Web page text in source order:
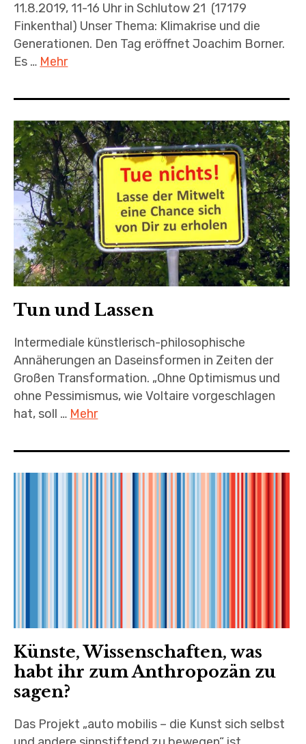
11.8.2019, 11-16 Uhr in Schlutow 21 (17179
Finkenthal) Unser Thema: Klimakrise und die
Generationen. Den Tag eröffnet Joachim Borner.
Es … Mehr
Tun und Lassen
Intermediale künstlerisch-philosophische
Annäherungen an Daseinsformen in Zeiten der
Großen Transformation. „Ohne Optimismus und
ohne Pessimismus, wie Voltaire vorgeschlagen
hat, soll … Mehr
Künste, Wissenschaften, was
habt ihr zum Anthropozän zu
sagen?
Das Projekt „auto mobilis – die Kunst sich selbst